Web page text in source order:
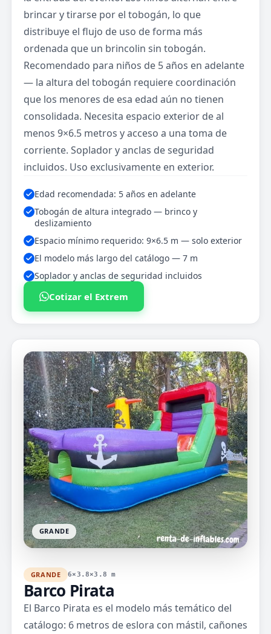
brincar y tirarse por el tobogán, lo que
distribuye el flujo de uso de forma más
ordenada que un brincolin sin tobogán.
Recomendado para niños de 5 años en adelante
— la altura del tobogán requiere coordinación
que los menores de esa edad aún no tienen
consolidada. Necesita espacio exterior de al
menos 9×6.5 metros y acceso a una toma de
corriente. Soplador y anclas de seguridad
incluidos. Uso exclusivamente en exterior.
Edad recomendada: 5 años en adelante
Tobogán de altura integrado — brinco y
deslizamiento
Espacio mínimo requerido: 9×6.5 m — solo exterior
El modelo más largo del catálogo — 7 m
Soplador y anclas de seguridad incluidos
Cotizar el Extrem
GRANDE 6×3.8×3.8 m
Barco Pirata
El Barco Pirata es el modelo más temático del
catálogo: 6 metros de eslora con mástil, cañones
GRANDE